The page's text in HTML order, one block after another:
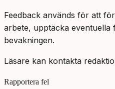
Feedback används för att
arbete, upptäcka eventuella
bevakningen.
Läsare kan kontakta
Rapportera fel